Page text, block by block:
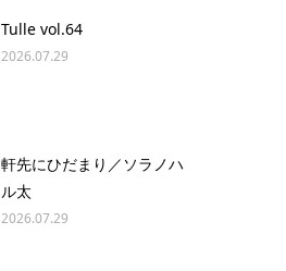
Tulle vol.64
2026.07.29
軒先にひだまり／ソラノハ
ル太
2026.07.29